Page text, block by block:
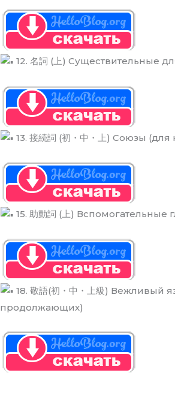
12. 名詞 (上) Существительные
13. 接続詞 (初・中・上) Союзы
15. 助動詞 (上)
18. 敬語(初・中・上級)
продолжающих)